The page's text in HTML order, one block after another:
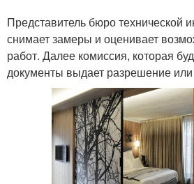
Представитель бюро технической
снимает замеры и оценивает
работ. Далее комиссия, которая
документы выдает разрешение или